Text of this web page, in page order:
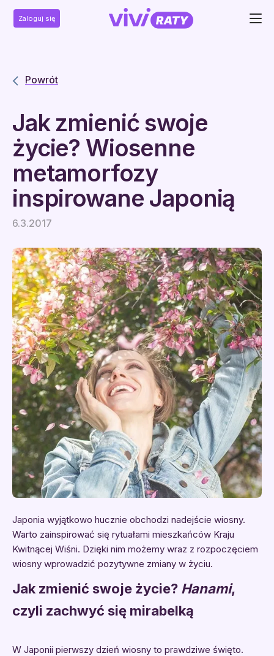
Zaloguj się
Powrót
Jak zmienić swoje
życie? Wiosenne
metamorfozy
inspirowane Japonią
6.3.2017
Japonia wyjątkowo hucznie obchodzi nadejście wiosny.
Warto zainspirować się rytuałami mieszkańców Kraju
Kwitnącej Wiśni. Dzięki nim możemy wraz z rozpoczęciem
wiosny wprowadzić pozytywne zmiany w życiu.
Jak zmienić swoje życie? Hanami,
czyli zachwyć się mirabelką
W Japonii pierwszy dzień wiosny to prawdziwe święto.